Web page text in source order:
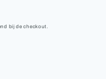
bij de checkout.